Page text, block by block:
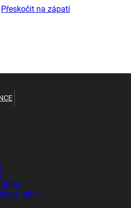
Přeskočit na zápatí
domy
stáni